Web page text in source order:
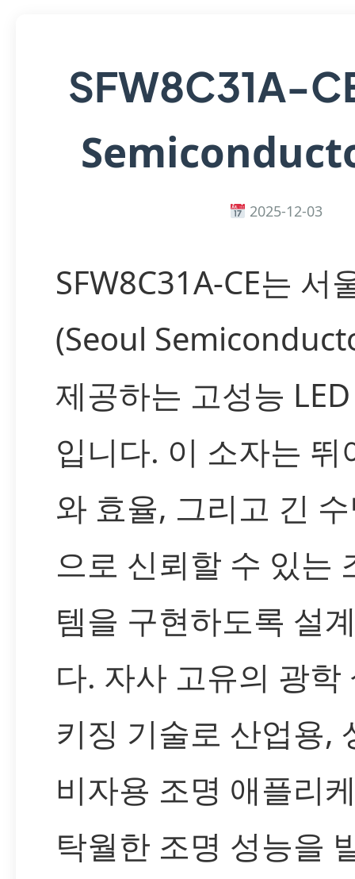
SFW8C31A-
2025-12-03
SFW8C31A-CE는 서
(Seoul
제공하는 고성능
입니다. 이 소자는 뛰
와 효율, 그리고 긴
으로 신뢰할 수 있는
템을 구현하도록 설
다. 자사 고유의 광학
키징 기술로 산업용,
비자용 조명 애플리
탁월한 조명 성능을